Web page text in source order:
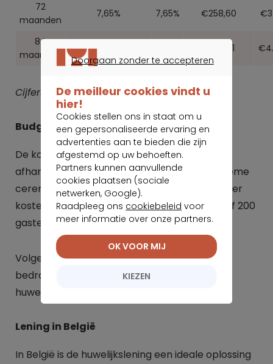
72
maanden
7,65% 7,65% €258,60
84
maanden
7,65% €229,31
Cijfers vastgesteld op 21 januari 2025
Budget en uitgaven
De kostprijs van een huwelijk varieert sterk
afhankelijk van het type evenement. Een intieme
ceremonie thuis of in een restaurant zal minder
kosten dan het huren van een zaal voor 100 of 200
gasten of meer.
Volgens het evenementenbureauAP Events
bedraagt het gemiddelde budget voor een
huwelijk ongeveer
Lening in België
In België is de huwelijkslening een ideale oplossing
Doorgaan zonder te accepteren
De meilleur cookies vindt u
hier!
Cookies stellen ons in staat om u
een gepersonaliseerde ervaring en
advertenties aan te bieden die zijn
afgestemd op uw behoeften.
Partners kunnen aanvullende
cookies plaatsen (sociale
netwerken, Google).
Raadpleeg ons cookiebeleid voor
meer informatie over onze partners.
KIEZEN
OK VOOR MIJ